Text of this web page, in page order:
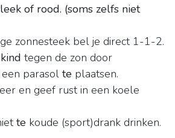
of rood. (soms zelfs niet
zonnesteek bel je direct 1-1-2.
kind tegen de zon door
parasol te plaatsen.
en geef rust in een koele
te koude (sport)drank drinken.